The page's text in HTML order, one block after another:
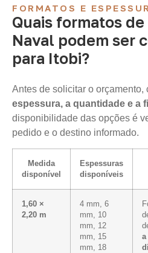
FORMATOS E
Quais formatos
Naval podem ser
para Itobi?
Antes de solicitar o orçamento,
espessura, a quantidade e a
disponibilidade das opções é
pedido e o destino informado.
Medida
disponível
Espessuras
disponíveis
1,60 ×
2,20 m
4 mm, 6
mm, 10
mm, 12
mm, 15
mm, 18
a